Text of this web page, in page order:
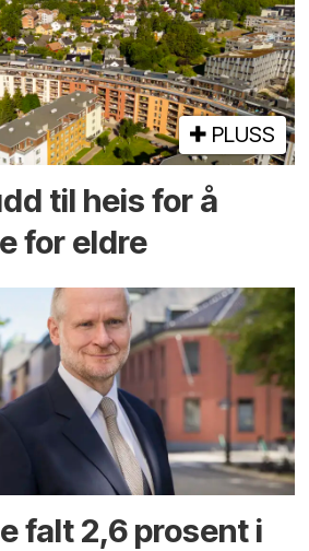
PLUSS
til heis for å
for eldre
falt 2,6 prosent i